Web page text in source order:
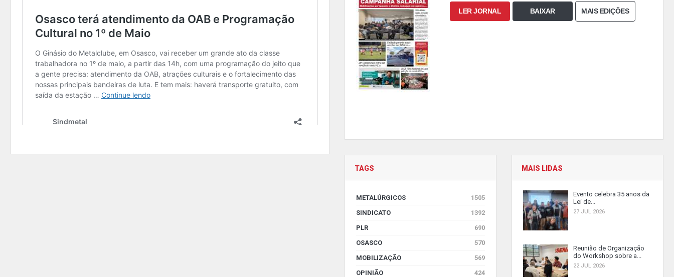
LER JORNAL BAIXAR MAIS EDIÇÕES
TAGS
METALÚRGICOS
1505
SINDICATO
1392
PLR
690
OSASCO
570
MOBILIZAÇÃO
569
OPINIÃO
424
MAIS LIDAS
Evento celebra 35 anos da
Lei de...
27 JUL 2026
Reunião de Organização
do Workshop sobre a...
22 JUL 2026